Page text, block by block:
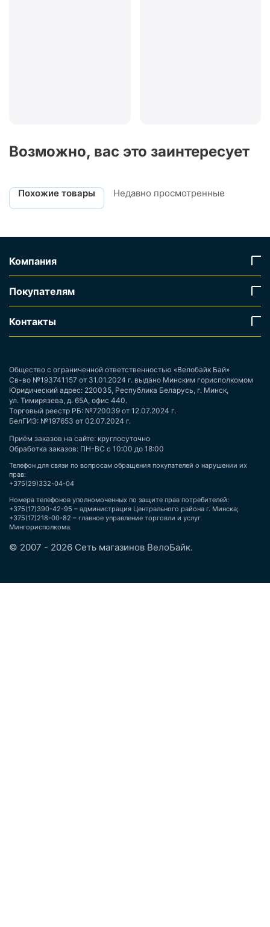
Возможно, вас это заинтересует
Похожие товары Недавно просмотренные
Компания
Покупателям
Контакты
Общество с ограниченной ответственностью «Велобайк Бай»
Св-во №193741157 от 31.01.2024 г. выдано Минским горисполкомом
Юридический адрес: 220035, Республика Беларусь, г. Минск,
ул. Тимирязева, д. 65А, офис 440.
Торговый реестр РБ: №720039 от 12.07.2024 г.
БелГИЭ: №197653 от 02.07.2024 г.
Приём заказов на сайте: круглосуточно
Обработка заказов: ПН-ВС с 10:00 до 18:00
Телефон для связи по вопросам обращения покупателей о нарушении их
прав:
+375(29)332-04-04
Номера телефонов уполномоченных по защите прав потребителей:
+375(17)390-42-95 – администрация Центрального района г. Минска;
+375(17)218-00-82 – главное управление торговли и услуг
Мингорисполкома.
© 2007 - 2026 Сеть магазинов ВелоБайк.